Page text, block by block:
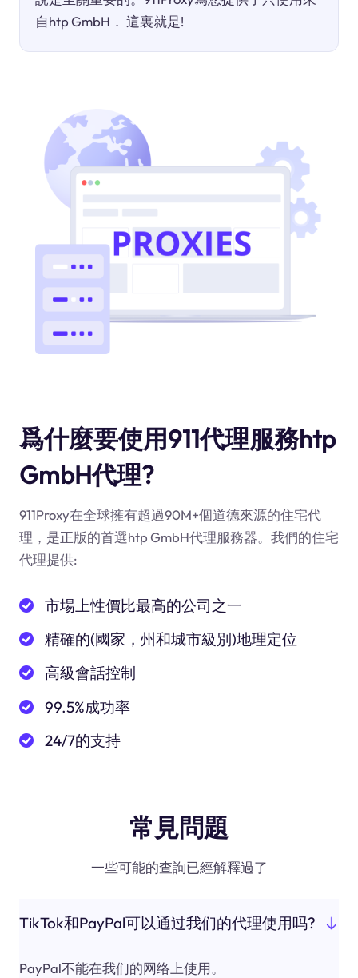
自htp GmbH． 這裏就是!
爲什麼要使用911代理服務htp
GmbH代理?
911Proxy在全球擁有超過90M+個道德來源的住宅代
理，是正版的首選htp GmbH代理服務器。我們的住宅
代理提供:
市場上性價比最高的公司之一
精確的(國家，州和城市級別)地理定位
高級會話控制
99.5%成功率
24/7的支持
常見問題
一些可能的查詢已經解釋過了
TikTok和PayPal可以通过我们的代理使用吗?
PayPal不能在我们的网络上使用。